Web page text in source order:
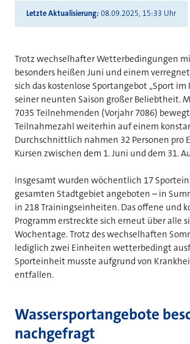
Letzte Aktualisierung 08.09.2025, 15:33 Uhr
Trotz wechselhafter Wetterbedingungen
besonders heißen Juni und einem
sich das kostenlose Sportangebot „Sport im
seiner neunten Saison großer Beliebtheit.
7035 Teilnehmenden (Vorjahr 7086)
Teilnahmezahl weiterhin auf einem
Durchschnittlich nahmen 32 Personen pro
Kursen zwischen dem 1. Juni und dem 31.
Insgesamt wurden wöchentlich 17
gesamten Stadtgebiet angeboten – in
in 218 Trainingseinheiten. Das offene und
Programm erstreckte sich erneut über alle
Wochentage. Trotz des wechselhaften
lediglich zwei Einheiten wetterbedingt
Sporteinheit musste aufgrund von
entfallen.
Wassersportangebote
nachgefragt